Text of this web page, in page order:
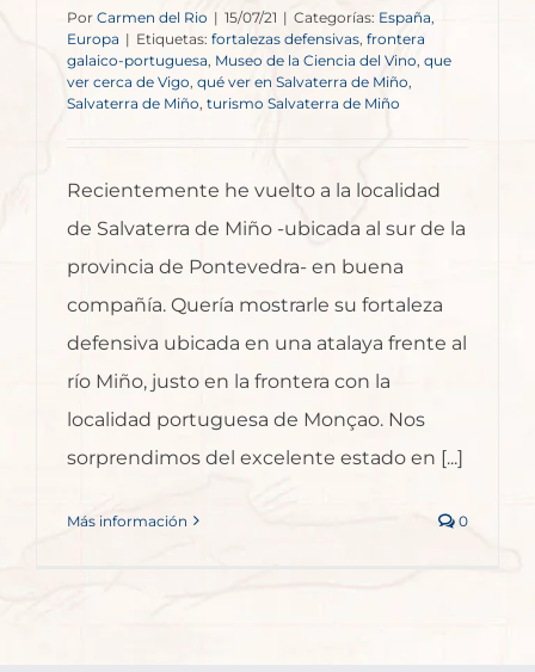
Por Carmen del Rio | 15/07/21 | Categorías: España,
Europa | Etiquetas: fortalezas defensivas frontera
galaico-portuguesa Museo de la Ciencia del Vino que
ver cerca de Vigo qué ver en Salvaterra de Miño
Salvaterra de Miño, turismo Salvaterra de Miño
Recientemente he vuelto a la localidad
de Salvaterra de Miño -ubicada al sur de la
provincia de Pontevedra- en buena
compañía. Quería mostrarle su fortaleza
defensiva ubicada en una atalaya frente al
río Miño, justo en la frontera con la
localidad portuguesa de Monçao. Nos
sorprendimos del excelente estado en [...]
Más información 0